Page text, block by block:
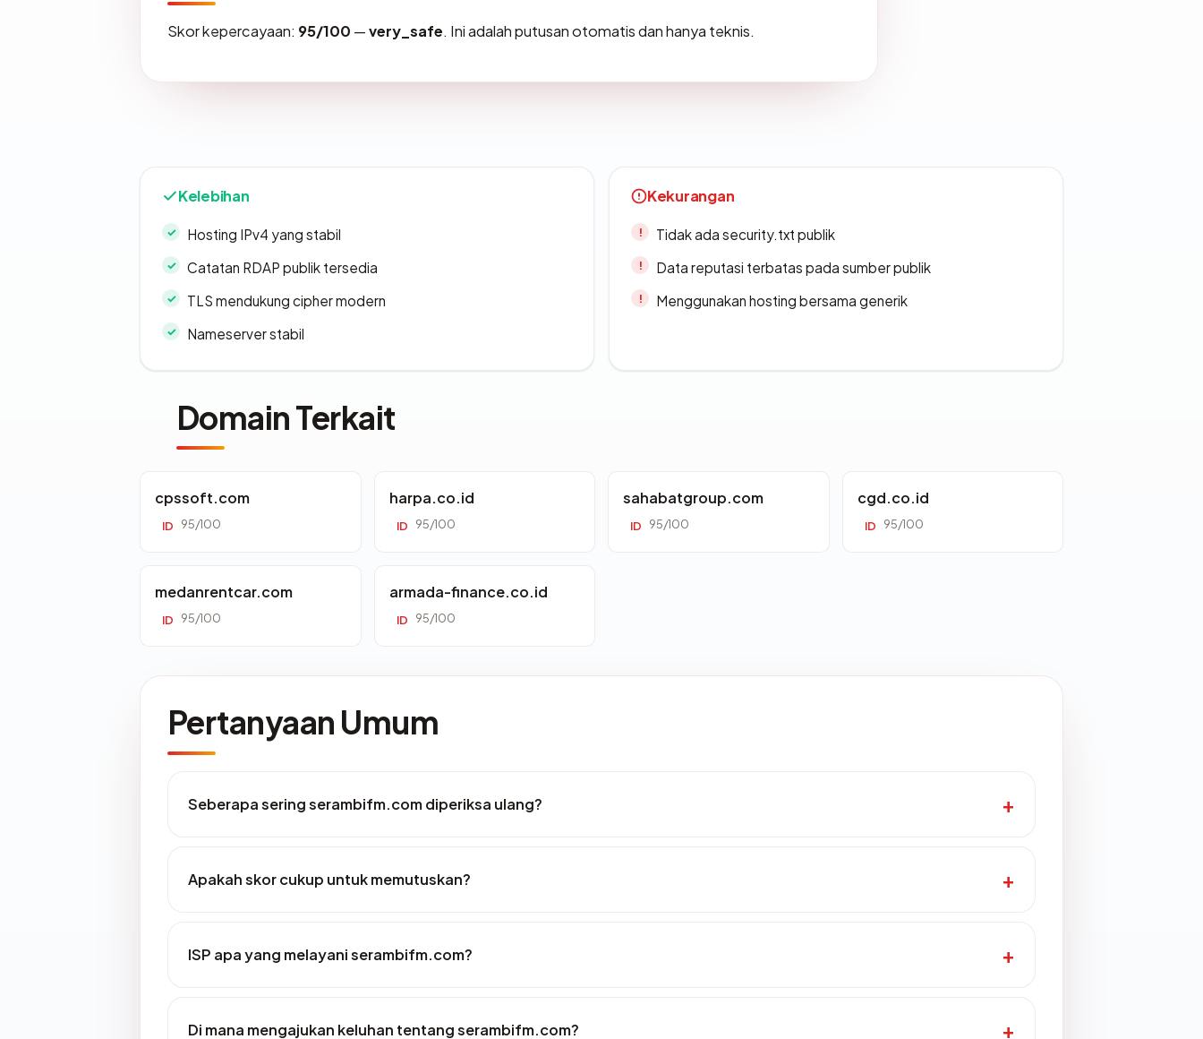
Skor kepercayaan: 95/100 —very_safe. Ini adalah putusan otomatis dan hanya teknis.
Kelebihan
Hosting IPv4 yang stabil
Catatan RDAP publik tersedia
TLS mendukung cipher modern
Nameserver stabil
Kekurangan
Tidak ada security.txt publik
Data reputasi terbatas pada sumber publik
Menggunakan hosting bersama generik
Domain Terkait
cpssoft.com
ID 95/100
harpa.co.id
ID 95/100
sahabatgroup.com
ID 95/100
cgd.co.id
ID 95/100
medanrentcar.com
ID 95/100
armada-finance.co.id
ID 95/100
Pertanyaan Umum
Seberapa sering serambifm.com diperiksa ulang?
Apakah skor cukup untuk memutuskan?
ISP apa yang melayani serambifm.com?
Di mana mengajukan keluhan tentang serambifm.com?